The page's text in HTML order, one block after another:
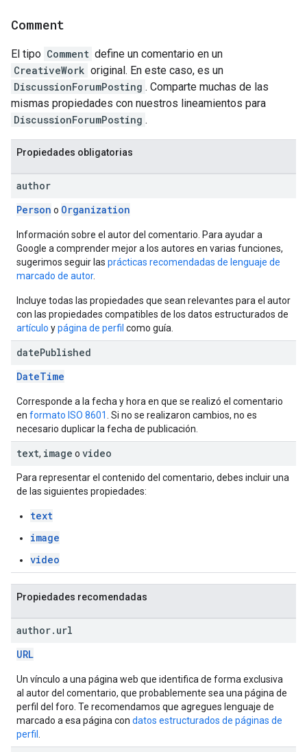
Comment
El tipo Comment define un comentario en un
CreativeWork original. En este caso, es un
DiscussionForumPosting . Comparte muchas de las
mismas propiedades con nuestros lineamientos para
DiscussionForumPosting .
Propiedades obligatorias
author
Person o Organization
Información sobre el autor del comentario. Para ayudar a
Google a comprender mejor a los autores en varias funciones,
sugerimos seguir las prácticas recomendadas de lenguaje de
marcado de autor.
Incluye todas las propiedades que sean relevantes para el autor
con las propiedades compatibles de los datos estructurados de
artículo ypágina de perfil como guía.
datePublished
DateTime
Corresponde a la fecha y hora en que se realizó el comentario
en formato ISO 8601 . Si no se realizaron cambios, no es
necesario duplicar la fecha de publicación.
text, image o video
Para representar el contenido del comentario, debes incluir una
de las siguientes propiedades:
text
image
video
Propiedades recomendadas
author. url
URL
Un vínculo a una página web que identifica de forma exclusiva
al autor del comentario, que probablemente sea una página de
perfil del foro. Te recomendamos que agregues lenguaje de
marcado a esa página con datos estructurados de páginas de
perfil